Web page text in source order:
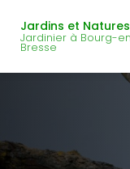
contenu
Jardins et Natures
Jardinier à Bourg-en-
Bresse